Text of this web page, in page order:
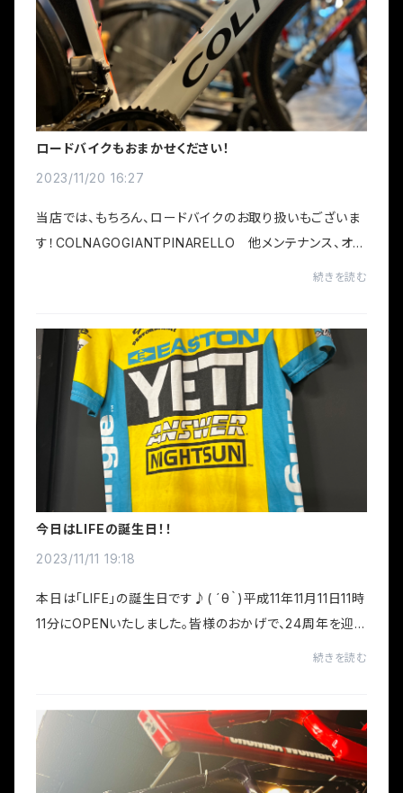
ロードバイクもおまかせください！
2023/11/20 16:27
当店では、もちろん、ロードバイクのお取り扱いもございま
す！COLNAGOGIANTPINARELLO 他メンテナンス、オー
続きを読む
今日はLIFEの誕生日！！
2023/11/11 19:18
本日は「LIFE」の誕生日です♪( ´θ｀)平成11年11月11日11時
11分にOPENいたしました。皆様のおかげで、24周年を迎え
続きを読む